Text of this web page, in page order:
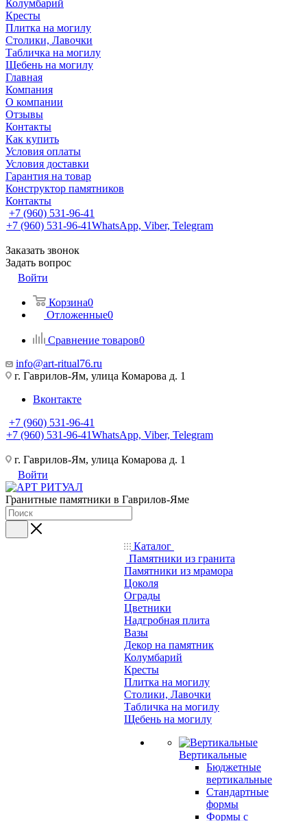
Колумбарий
Кресты
Плитка на могилу
Столики, Лавочки
Табличка на могилу
Щебень на могилу
Главная
Компания
О компании
Отзывы
Контакты
Как купить
Условия оплаты
Условия доставки
Гарантия на товар
Конструктор памятников
Контакты
+7 (960) 531-96-41
+7 (960) 531-96-41WhatsApp, Viber, Telegram
Заказать звонок
Задать вопрос
Войти
Корзина0
Отложенные0
Сравнение товаров0
info@art-ritual76.ru
г. Гаврилов-Ям, улица Комарова д. 1
Вконтакте
+7 (960) 531-96-41
+7 (960) 531-96-41WhatsApp, Viber, Telegram
г. Гаврилов-Ям, улица Комарова д. 1
Войти
Гранитные памятники в Гаврилов-Яме
Каталог
Памятники из гранита
Памятники из мрамора
Цоколя
Ограды
Цветники
Надгробная плита
Вазы
Декор на памятник
Колумбарий
Кресты
Плитка на могилу
Столики, Лавочки
Табличка на могилу
Щебень на могилу
Вертикальные
Бюджетные
вертикальные
Стандартные
формы
Формы с